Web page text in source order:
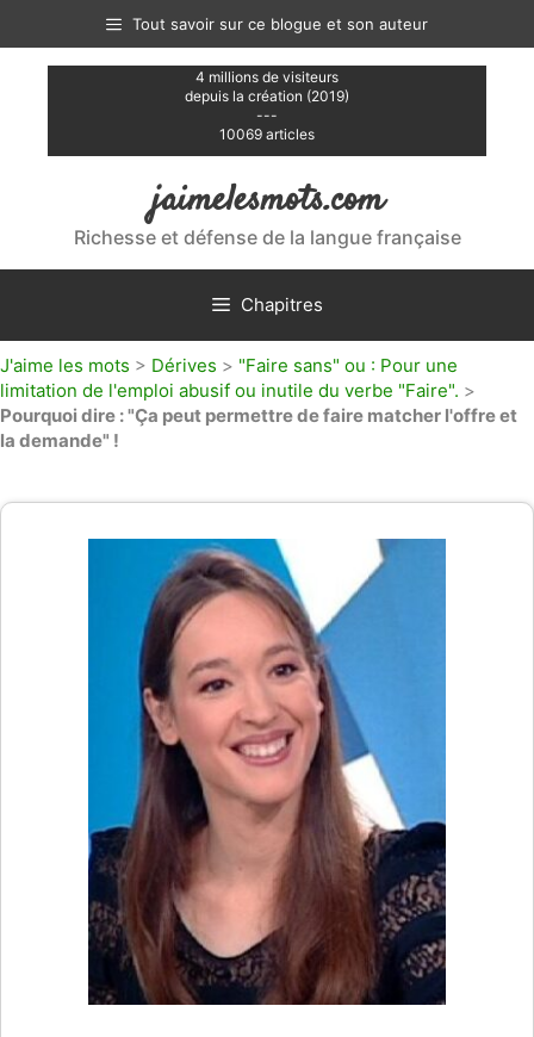
contenu
Tout savoir sur ce blogue et son auteur
4 millions de visiteurs
depuis la création (2019)
---
10069 articles
jaimelesmots.com
Richesse et défense de la langue française
Chapitres
J'aime les mots > Dérives > "Faire sans" ou : Pour une
limitation de l'emploi abusif ou inutile du verbe "Faire". >
Pourquoi dire : "Ça peut permettre de faire matcher l'offre et
la demande" !